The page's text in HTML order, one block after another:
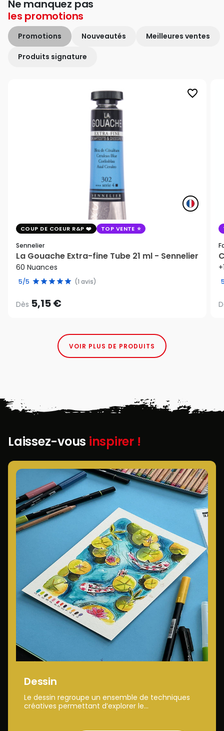
Ne manquez pas
les promotions
Promotions Nouveautés Meilleures ventes
Produits signature
favorite_border
COUP DE COEUR R&P TOP VENTE
Sennelier
La Gouache Extra-fine Tube 21 ml - Sennelier
60 Nuances
5/5 (1 avis)
Dès 5,15 €
VOIR PLUS DE PRODUITS
Laissez-vous inspirer !
Dessin
Le dessin regroupe un ensemble de techniques
créatives permettant d’explorer le...